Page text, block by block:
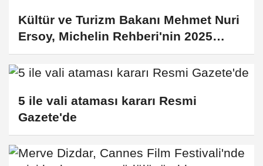
Kültür ve Turizm Bakanı Mehmet Nuri
Ersoy, Michelin Rehberi'nin 2025
seçkisinin tanıtım törenine konuştu:
Dünya gastronomisindeki yerimiz
5 ile vali ataması kararı Resmi
Gazete'de